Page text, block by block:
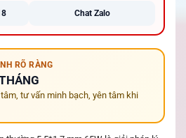
Chat Zalo
RÕ RÀNG
tư vấn minh bạch, yên tâm khi